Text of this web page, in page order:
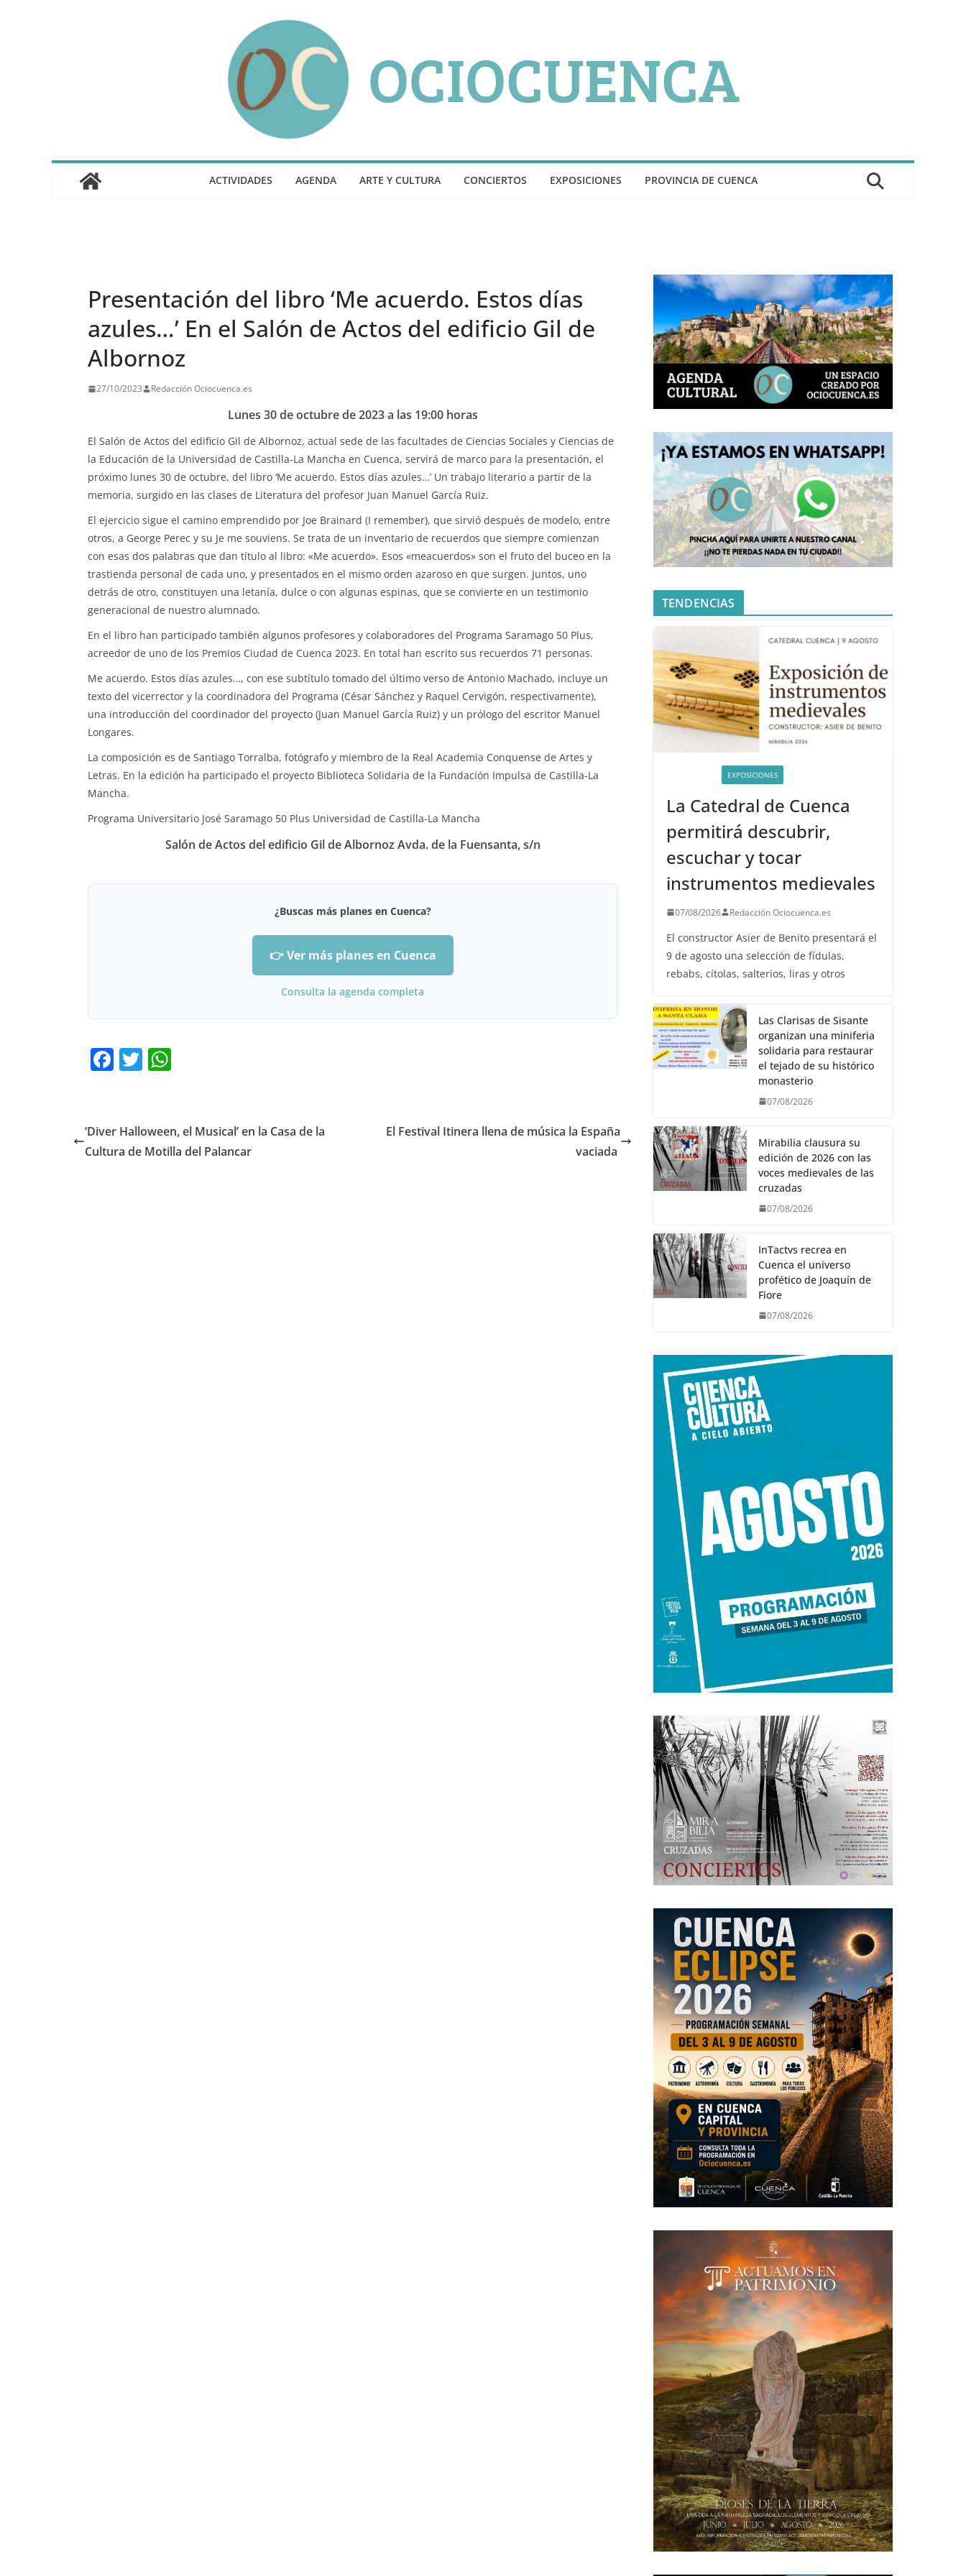
ACTIVIDADES AGENDA ARTE Y CULTURA CONCIERTOS EXPOSICIONES PROVINCIA DE CUENCA
Presentación del libro ‘Me acuerdo. Estos días
azules…’ En el Salón de Actos del edificio Gil de
Albornoz
27/10/2023 Redacción Ociocuenca.es
Lunes 30 de octubre de 2023 a las 19:00 horas
El Salón de Actos del edificio Gil de Albornoz, actual sede de las facultades de Ciencias Sociales y Ciencias de
la Educación de la Universidad de Castilla-La Mancha en Cuenca, servirá de marco para la presentación, el
próximo lunes 30 de octubre, del libro ‘Me acuerdo. Estos días azules…’ Un trabajo literario a partir de la
memoria, surgido en las clases de Literatura del profesor Juan Manuel García Ruiz.
El ejercicio sigue el camino emprendido por Joe Brainard (I remember), que sirvió después de modelo, entre
otros, a George Perec y su Je me souviens. Se trata de un inventario de recuerdos que siempre comienzan
con esas dos palabras que dan título al libro: «Me acuerdo». Esos «meacuerdos» son el fruto del buceo en la
trastienda personal de cada uno, y presentados en el mismo orden azaroso en que surgen. Juntos, uno
detrás de otro, constituyen una letanía, dulce o con algunas espinas, que se convierte en un testimonio
generacional de nuestro alumnado.
En el libro han participado también algunos profesores y colaboradores del Programa Saramago 50 Plus,
acreedor de uno de los Premios Ciudad de Cuenca 2023. En total han escrito sus recuerdos 71 personas.
Me acuerdo. Estos días azules…, con ese subtítulo tomado del último verso de Antonio Machado, incluye un
texto del vicerrector y la coordinadora del Programa (César Sánchez y Raquel Cervigón, respectivamente),
una introducción del coordinador del proyecto (Juan Manuel García Ruiz) y un prólogo del escritor Manuel
Longares.
La composición es de Santiago Torralba, fotógrafo y miembro de la Real Academia Conquense de Artes y
Letras. En la edición ha participado el proyecto Biblioteca Solidaria de la Fundación Impulsa de Castilla-La
Mancha.
Programa Universitario José Saramago 50 Plus Universidad de Castilla-La Mancha
Salón de Actos del edificio Gil de Albornoz Avda. de la Fuensanta, s/n
¿Buscas más planes en Cuenca?
👉 Ver más planes en Cuenca
Consulta la agenda completa
F
e
b
T
er s
A
‘Diver Halloween, el Musical’ en la Casa de la
Cultura de Motilla del Palancar
El Festival Itinera llena de música la España
vaciada
TENDENCIAS
EXPOSICIONES
La Catedral de Cuenca
permitirá descubrir,
escuchar y tocar
instrumentos medievales
07/08/2026 Redacción Ociocuenca.es
El constructor Asier de Benito presentará el
9 de agosto una selección de fídulas,
rebabs, cítolas, salterios, liras y otros
Las Clarisas de Sisante
organizan una miniferia
solidaria para restaurar
el tejado de su histórico
monasterio
07/08/2026
Mirabilia clausura su
edición de 2026 con las
voces medievales de las
cruzadas
07/08/2026
InTactvs recrea en
Cuenca el universo
profético de Joaquín de
Fiore
07/08/2026